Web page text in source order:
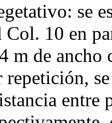
se
10 en
m de ancho
repetición,
entre